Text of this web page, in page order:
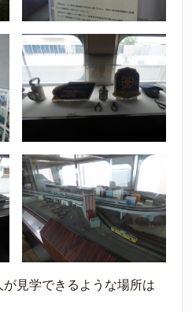
見学できるような場所は